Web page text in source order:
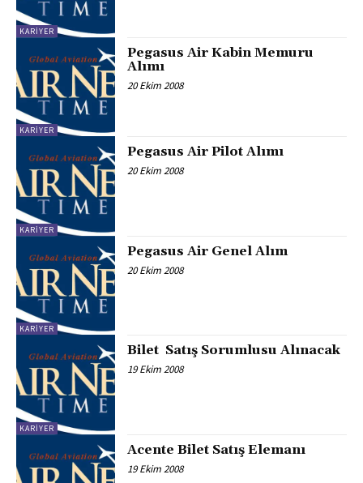
KARIYER
KARIYER
Pegasus Air Kabin Memuru
Alımı
20 Ekim 2008
KARIYER
Pegasus Air Pilot Alımı
20 Ekim 2008
KARIYER
Pegasus Air Genel Alım
20 Ekim 2008
KARIYER
Bilet Satış Sorumlusu Alınacak
19 Ekim 2008
Acente Bilet Satış Elemanı
19 Ekim 2008